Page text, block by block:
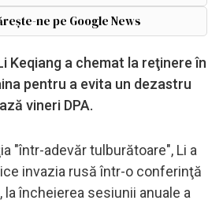
ne pe Google News
Keqiang a chemat la reţinere în
pentru a evita un dezastru
vineri DPA.
"într-adevăr tulburătoare", Li a
invazia rusă într-o conferinţă
la încheierea sesiunii anuale a